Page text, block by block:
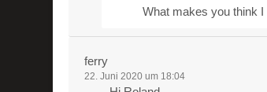
What makes you think
ferry
22. Juni 2020 um 18:04